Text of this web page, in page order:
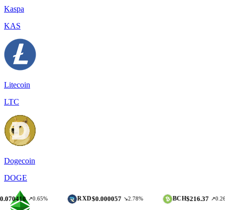
Kaspa
KAS
Litecoin
LTC
Dogecoin
DOGE
↗0.65% $0.000057 ↘2.78% $216.37 ↗0.26%